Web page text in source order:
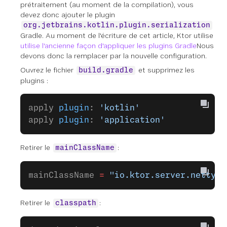
prétraitement (au moment de la compilation), vous
devez donc ajouter le plugin
org.jetbrains.kotlin.plugin.serialization
Gradle. Au moment de l'écriture de cet article, Ktor utilise
utilise l'ancienne façon d'appliquer les plugins GradleNous
devons donc la remplacer par la nouvelle configuration.
Ouvrez le fichier
build.gradle
et supprimez les
plugins :
apply plugin :
'kotlin'
apply plugin : 'application'
Retirer le mainClassName :
mainClassName =
Retirer le classpath :